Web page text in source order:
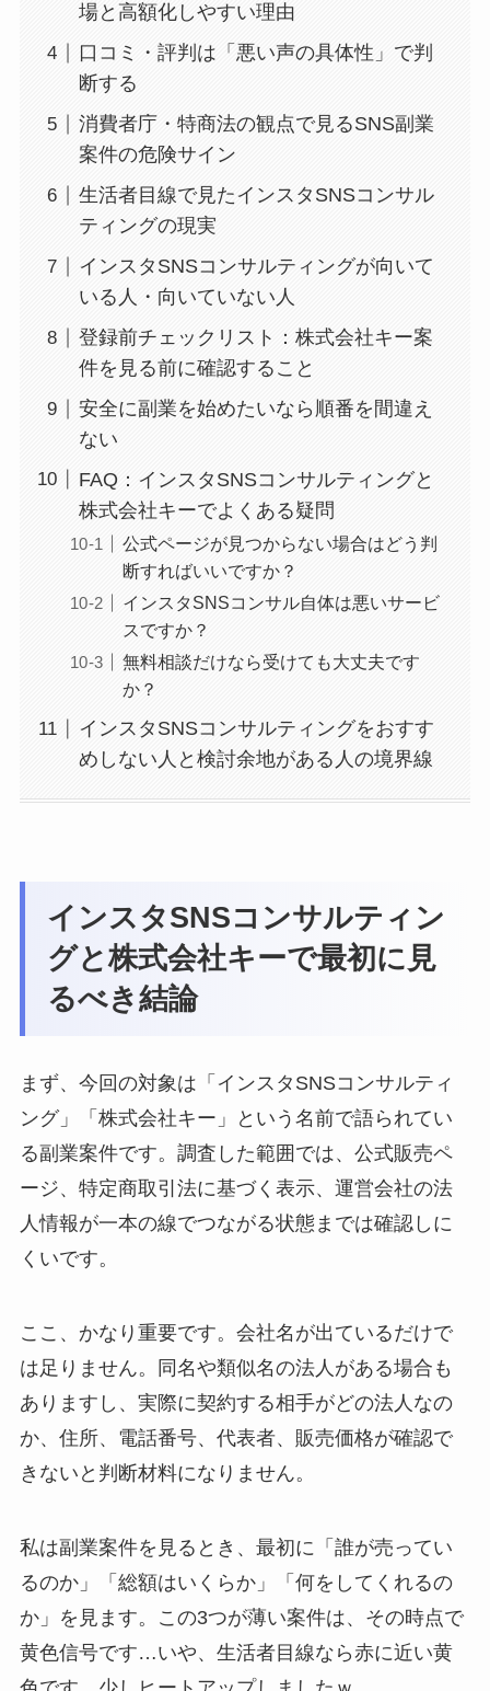
場と高額化しやすい理由
口コミ・評判は「悪い声の具体性」で判
断する
消費者庁・特商法の観点で見るSNS副業
案件の危険サイン
生活者目線で見たインスタSNSコンサル
ティングの現実
インスタSNSコンサルティングが向いて
いる人・向いていない人
登録前チェックリスト：株式会社キー案
件を見る前に確認すること
安全に副業を始めたいなら順番を間違え
ない
FAQ：インスタSNSコンサルティングと
株式会社キーでよくある疑問
公式ページが見つからない場合はどう判
断すればいいですか？
インスタSNSコンサル自体は悪いサービ
スですか？
無料相談だけなら受けても大丈夫です
か？
インスタSNSコンサルティングをおすす
めしない人と検討余地がある人の境界線
インスタSNSコンサルティン
グと株式会社キーで最初に見
るべき結論
まず、今回の対象は「インスタSNSコンサルティ
ング」「株式会社キー」という名前で語られてい
る副業案件です。調査した範囲では、公式販売ペ
ージ、特定商取引法に基づく表示、運営会社の法
人情報が一本の線でつながる状態までは確認しに
くいです。
ここ、かなり重要です。会社名が出ているだけで
は足りません。同名や類似名の法人がある場合も
ありますし、実際に契約する相手がどの法人なの
か、住所、電話番号、代表者、販売価格が確認で
きないと判断材料になりません。
私は副業案件を見るとき、最初に「誰が売ってい
るのか」「総額はいくらか」「何をしてくれるの
か」を見ます。この3つが薄い案件は、その時点で
黄色信号です…いや、生活者目線なら赤に近い黄